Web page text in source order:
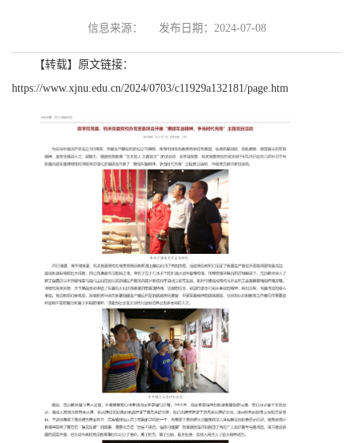
信息来源： 发布日期：2024-07-08
【转载】原文链接：
https://www.xjnu.edu.cn/2024/0703/c11929a132181/page.htm